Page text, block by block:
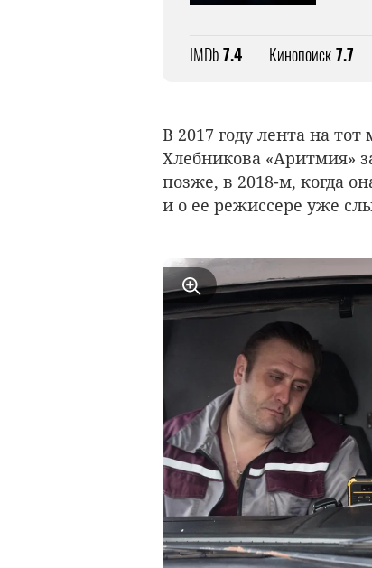
IMDb7.4 Кинопоиск7.7
В 2017 году лента на
Хлебникова «Аритмия»
позже, в 2018-м, когда
и о ее режиссере уже